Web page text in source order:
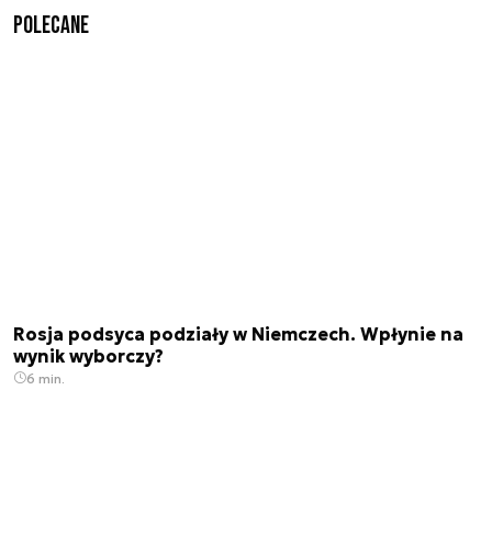
Polecane
Rosja podsyca podziały w Niemczech. Wpłynie na
wynik wyborczy?
6 min.